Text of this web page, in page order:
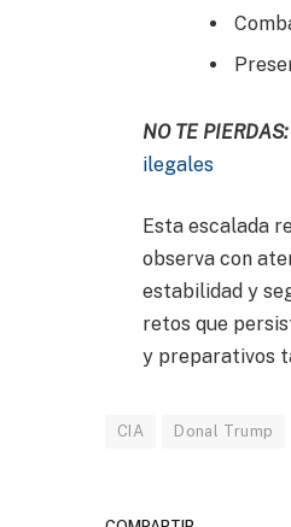
NO TE PIERDAS:
ilegales
Esta escalada
observa con
estabilidad y
retos que
y preparativos
CIA Donal Trump